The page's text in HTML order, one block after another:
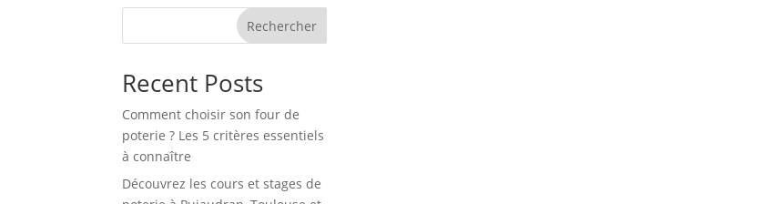
Rechercher
Recent Posts
Comment choisir son four de
poterie ? Les 5 critères essentiels
à connaître
Découvrez les cours et stages de